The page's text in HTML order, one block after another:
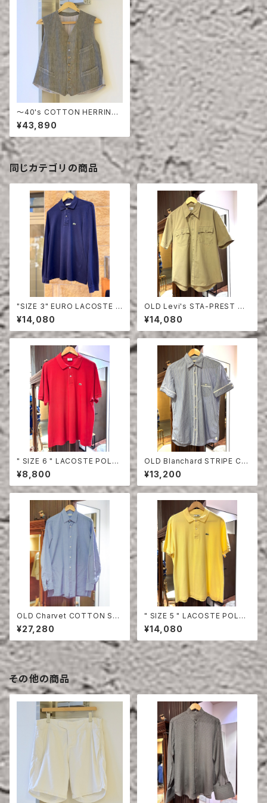
〜40's COTTON HERRINGB
ONE VEST
¥43,890
同じカテゴリの商品
"SIZE 3" EURO LACOSTE P
OLO SHIRT LONG SLEEVE
¥14,080
OLD Levi's STA-PREST HA
LF SLEEVE SHIRT
¥14,080
" SIZE 6 " LACOSTE POLO
SHIRT RED
¥8,800
OLD Blanchard STRIPE CO
TTON HALF SLEEVE SHIRT
¥13,200
OLD Charvet COTTON SHI
RT
¥27,280
" SIZE 5 " LACOSTE POLO
SHIRT YELLOW
¥14,080
その他の商品